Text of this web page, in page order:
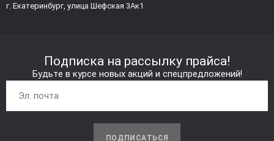
г. Екатеринбург, улица Шефская 3Ак1
Подписка на рассылку прайса!
Будьте в курсе новых акций и спецпредложений!
ПОДПИСАТЬСЯ